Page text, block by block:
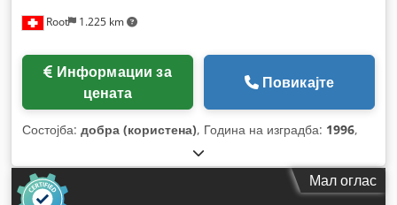
Root 1.225 km
цената
Повикајте
Состојба: добра (користена), Година на изградба: 1996,
Мал оглас